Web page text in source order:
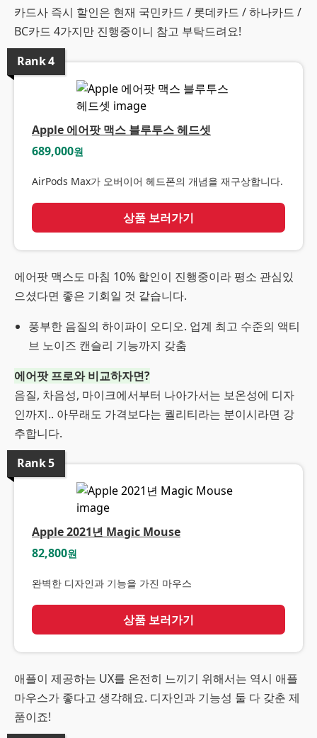
카드사 즉시 할인은 현재 국민카드 / 롯데카드 / 하나카드 /
BC카드 4가지만 진행중이니 참고 부탁드려요!
Rank4
Apple 에어팟 맥스 블루투스 헤드셋
689,000원
AirPods Max가 오버이어 헤드폰의 개념을 재구상합니다.
상품 보러가기
에어팟 맥스도 마침 10% 할인이 진행중이라 평소 관심있
으셨다면 좋은 기회일 것 같습니다.
풍부한 음질의 하이파이 오디오. 업계 최고 수준의 액티
브 노이즈 캔슬리 기능까지 갖춤
에어팟 프로와 비교하자면?
음질, 차음성, 마이크에서부터 나아가서는 보온성에 디자
인까지.. 아무래도 가격보다는 퀄리티라는 분이시라면 강
추합니다.
Rank5
Apple 2021년 Magic Mouse
82,800원
완벽한 디자인과 기능을 가진 마우스
상품 보러가기
애플이 제공하는 UX를 온전히 느끼기 위해서는 역시 애플
마우스가 좋다고 생각해요. 디자인과 기능성 둘 다 갖춘 제
품이죠!